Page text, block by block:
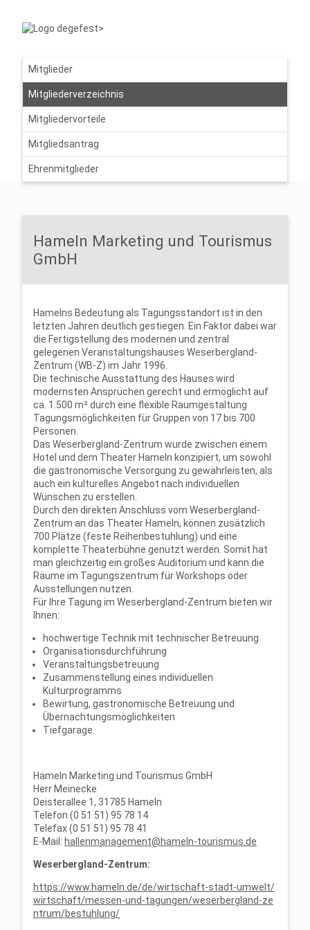
Mitglieder
Mitgliederverzeichnis
Mitgliedervorteile
Mitgliedsantrag
Ehrenmitglieder
Hameln Marketing und Tourismus
GmbH
Hamelns Bedeutung als Tagungsstandort ist in den
letzten Jahren deutlich gestiegen. Ein Faktor dabei war
die Fertigstellung des modernen und zentral
gelegenen Veranstaltungshauses Weserbergland-
Zentrum (WB-Z) im Jahr 1996.
Die technische Ausstattung des Hauses wird
modernsten Ansprüchen gerecht und ermöglicht auf
ca. 1.500 m² durch eine flexible Raumgestaltung
Tagungsmöglichkeiten für Gruppen von 17 bis 700
Personen.
Das Weserbergland-Zentrum wurde zwischen einem
Hotel und dem Theater Hameln konzipiert, um sowohl
die gastronomische Versorgung zu gewährleisten, als
auch ein kulturelles Angebot nach individuellen
Wünschen zu erstellen.
Durch den direkten Anschluss vom Weserbergland-
Zentrum an das Theater Hameln, können zusätzlich
700 Plätze (feste Reihenbestuhlung) und eine
komplette Theaterbühne genutzt werden. Somit hat
man gleichzeitig ein großes Auditorium und kann die
Räume im Tagungszentrum für Workshops oder
Ausstellungen nutzen.
Für Ihre Tagung im Weserbergland-Zentrum bieten wir
Ihnen:
hochwertige Technik mit technischer Betreuung
Organisationsdurchführung
Veranstaltungsbetreuung
Zusammenstellung eines individuellen
Kulturprogramms
Bewirtung, gastronomische Betreuung und
Übernachtungsmöglichkeiten
Tiefgarage.
Hameln Marketing und Tourismus GmbH
Herr Meinecke
Deisterallee 1, 31785 Hameln
Telefon (0 51 51) 95 78 14
Telefax (0 51 51) 95 78 41
E-Mail: hallenmanagement@hameln-tourismus.de
Weserbergland-Zentrum:
https://www.hameln.de/de/wirtschaft-stadt-umwelt/
wirtschaft/messen-und-tagungen/weserbergland-ze
ntrum/bestuhlung/